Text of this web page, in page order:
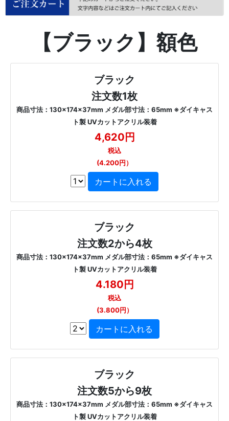
【ブラック】額色
ブラック
注文数1枚
商品寸法：130×174×37mm メダル部寸法：65mm ※ダイキャス
ト製 UVカットアクリル装着
4,620円
税込
(4.200円）
ブラック
注文数2から4枚
商品寸法：130×174×37mm メダル部寸法：65mm ※ダイキャス
ト製 UVカットアクリル装着
4.180円
税込
(3.800円）
ブラック
注文数5から9枚
商品寸法：130×174×37mm メダル部寸法：65mm ※ダイキャス
ト製 UVカットアクリル装着